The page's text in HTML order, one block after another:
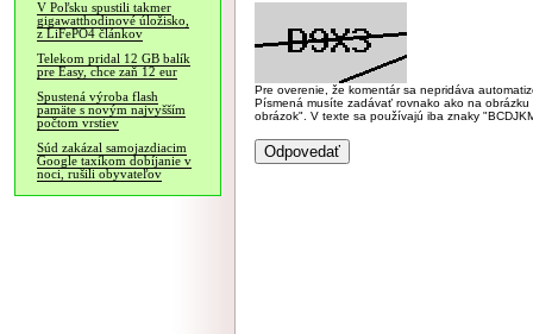
V Poľsku spustili takmer
gigawatthodinové úložisko,
z LiFePO4 článkov
Telekom pridal 12 GB balík
pre Easy, chce zaň 12 eur
Spustená výroba flash
pamäte s novým najvyšším
počtom vrstiev
Súd zakázal samojazdiacim
Google taxíkom dobíjanie v
noci, rušili obyvateľov
Pre overenie, že komentár sa nepridáva
Písmená musíte zadávať rovnako ako na
obrázok". V texte sa používajú iba znaky